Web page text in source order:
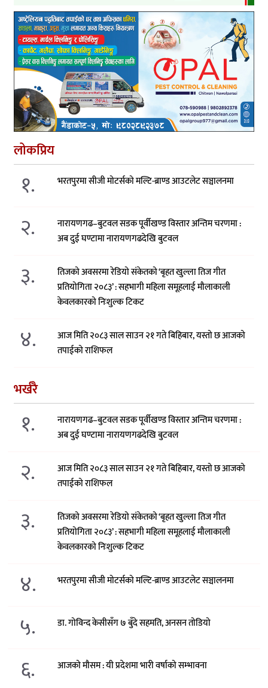
लोकप्रिय
१. भरतपुरमा सीजी मोटर्सको मल्टि-ब्राण्ड आउटलेट सञ्चालनमा
२.
नारायणगढ–बुटवल सडक पूर्वीखण्ड विस्तार अन्तिम चरणमा :
अब दुई घण्टामा नारायणगढदेखि बुटवल
३.
तिजको अवसरमा रेडियो संकेतको ‘बृहत खुल्ला तिज गीत
प्रतियोगिता २०८३’ : सहभागी महिला समूहलाई मौलाकाली
केवलकारको निःशुल्क टिकट
४.
आज मिति २०८३ साल साउन २१ गते बिहिबार, यस्तो छ आजको
तपाईको राशिफल
भर्खरै
१.
नारायणगढ–बुटवल सडक पूर्वीखण्ड विस्तार अन्तिम चरणमा :
अब दुई घण्टामा नारायणगढदेखि बुटवल
२.
आज मिति २०८३ साल साउन २१ गते बिहिबार, यस्तो छ आजको
तपाईको राशिफल
३.
तिजको अवसरमा रेडियो संकेतको ‘बृहत खुल्ला तिज गीत
प्रतियोगिता २०८३’ : सहभागी महिला समूहलाई मौलाकाली
केवलकारको निःशुल्क टिकट
४. भरतपुरमा सीजी मोटर्सको मल्टि-ब्राण्ड आउटलेट सञ्चालनमा
५. डा. गोविन्द केसीसँग ७ बुँदे सहमति, अनसन तोडियो
६. आजको मौसम : यी प्रदेशमा भारी वर्षाको सम्भावना